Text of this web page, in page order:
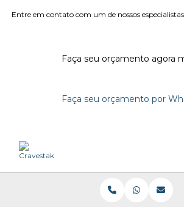
Entre em contato com um de nossos
Faça seu orçamento agora
Faça seu orçamento por